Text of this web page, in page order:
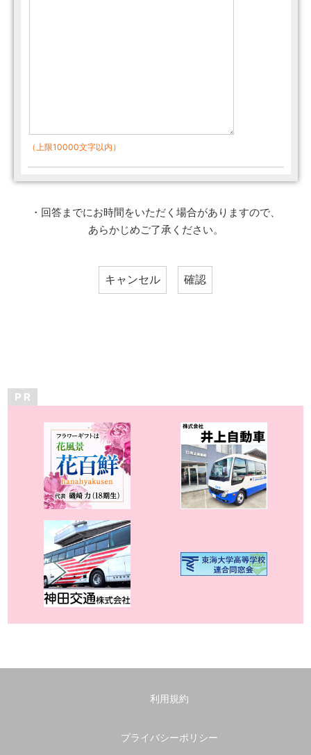
（上限10000文字以内）
・回答までにお時間をいただく場合がありますので、
あらかじめご了承ください。
P R
利用規約
プライバシーポリシー